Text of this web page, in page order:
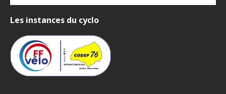
Les instances du cyclo